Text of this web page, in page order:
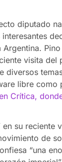
diputado
interesantes
Argentina.
visita del
diversos
libre como
Crítica,
en su reciente
de
“una